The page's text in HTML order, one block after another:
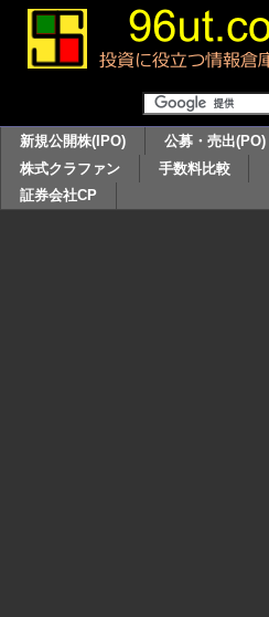
新規公開株(IPO) 公募・売出(PO)
株式クラファン
手数料比較
証券会社CP